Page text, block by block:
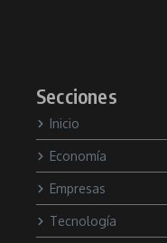
Secciones
Inicio
Economía
Empresas
Tecnología